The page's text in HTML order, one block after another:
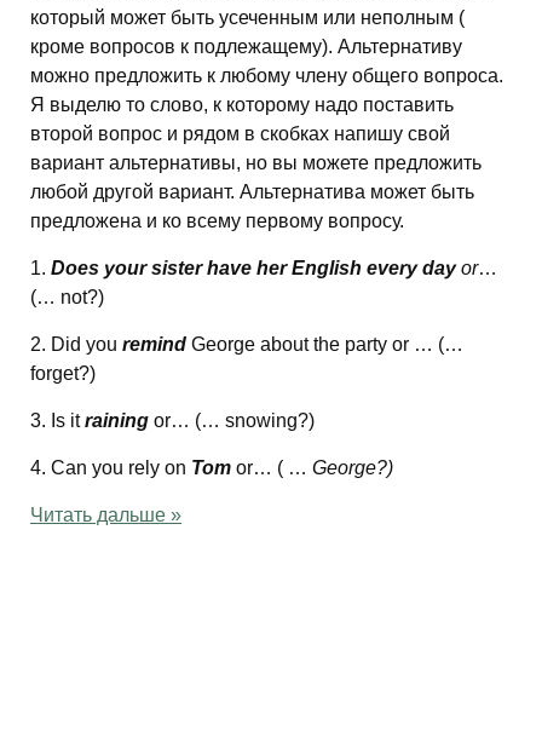
который может быть усеченным или неполным (
кроме вопросов к подлежащему). Альтернативу
можно предложить к любому члену общего вопроса.
Я выделю то слово, к которому надо поставить
второй вопрос и рядом в скобках напишу свой
вариант альтернативы, но вы можете предложить
любой другой вариант. Альтернатива может быть
предложена и ко всему первому вопросу.
1. Does your sister have her English every dayor…
(… not?)
2. Did you remind George about the party or … (…
forget?)
3. Is itraining or… (… snowing?)
4. Can you rely on Tom or… ( … George?)
Читать дальше »